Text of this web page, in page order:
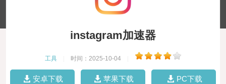
instagram加速器
工具 时间：2025-10-04
安卓下载 苹果下载 PC下载